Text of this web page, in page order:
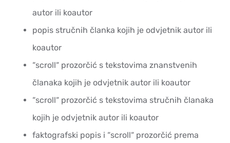
autor ili koautor
popis stručnih članka kojih je odvjetnik autor ili
koautor
“scroll“ prozorčić s tekstovima znanstvenih
članaka kojih je odvjetnik autor ili koautor
“scroll“ prozorčić s tekstovima stručnih članaka
kojih je odvjetnik autor ili koautor
faktografski popis i “scroll“ prozorčić prema